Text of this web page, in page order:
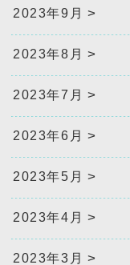
2023年9月
2023年8月
2023年7月
2023年6月
2023年5月
2023年4月
2023年3月